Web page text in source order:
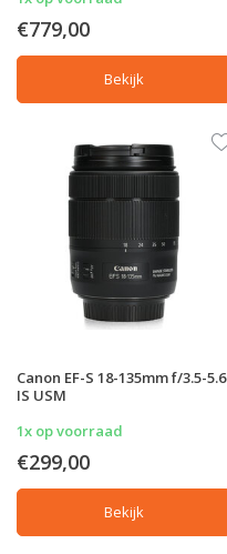
€779,00
Bekijk
Canon EF-S 18-135mm f/3.5-5.6
IS USM
1x op voorraad
€299,00
Bekijk